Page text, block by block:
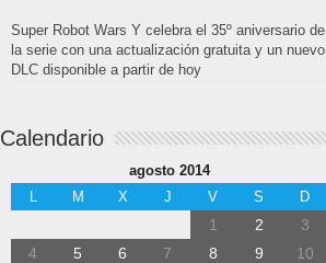
Super Robot Wars Y celebra el 35º aniversario de
la serie con una actualización gratuita y un nuevo
DLC disponible a partir de hoy
Calendario
agosto 2014
L
M X J V S D
1 2
3
4
5 6 7 8 9
10